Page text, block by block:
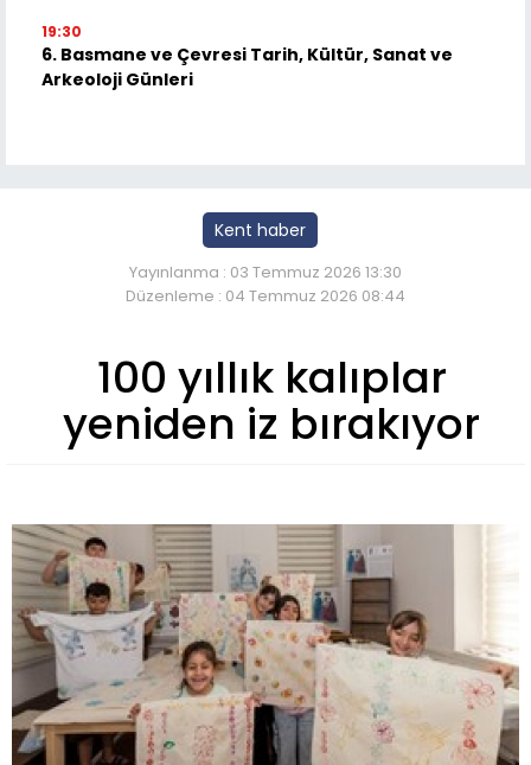
19:30
6. Basmane ve Çevresi Tarih, Kültür, Sanat ve
Arkeoloji Günleri
Kent haber
Yayınlanma : 03 Temmuz 2026 13:30
Düzenleme : 04 Temmuz 2026 08:44
100 yıllık kalıplar
yeniden iz bırakıyor